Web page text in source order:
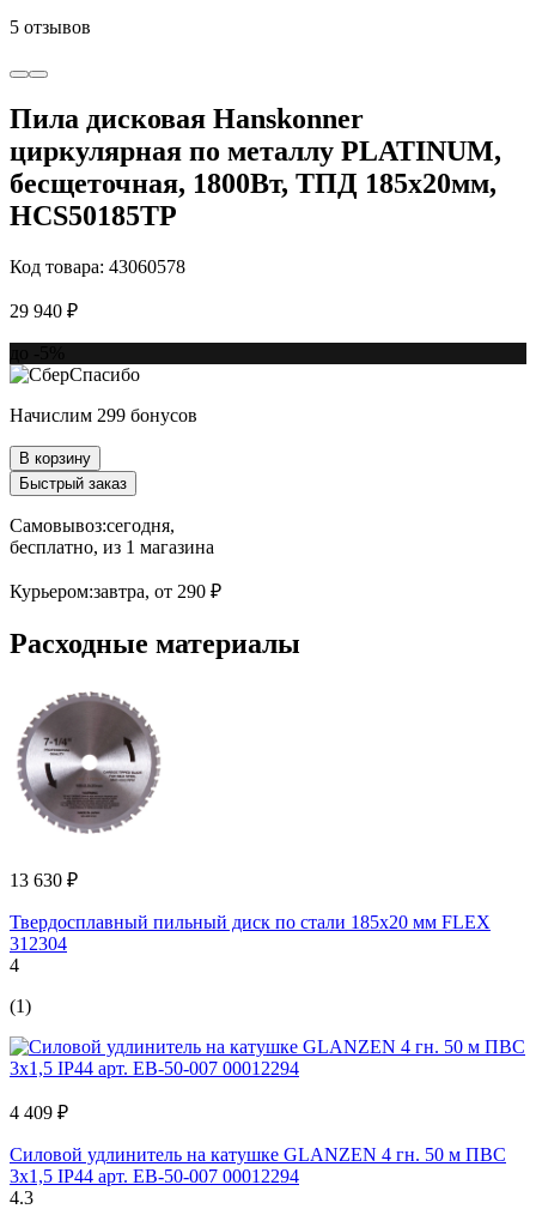
5 отзывов
Пила дисковая Hanskonner
циркулярная по металлу PLATINUM,
бесщеточная, 1800Вт, ТПД 185х20мм,
HCS50185TP
Код товара: 43060578
29 940 ₽
Начислим 299 бонусов
В корзину
Быстрый заказ
Самовывоз:сегодня,
бесплатно, из 1 магазина
Курьером:завтра, от 290 ₽
Расходные материалы
13 630 ₽
Твердосплавный пильный диск по стали 185х20 мм FLEX
312304
4
(1)
4 409 ₽
Силовой удлинитель на катушке GLANZEN 4 гн. 50 м ПВС
3x1,5 IP44 арт. EB-50-007 00012294
4.3